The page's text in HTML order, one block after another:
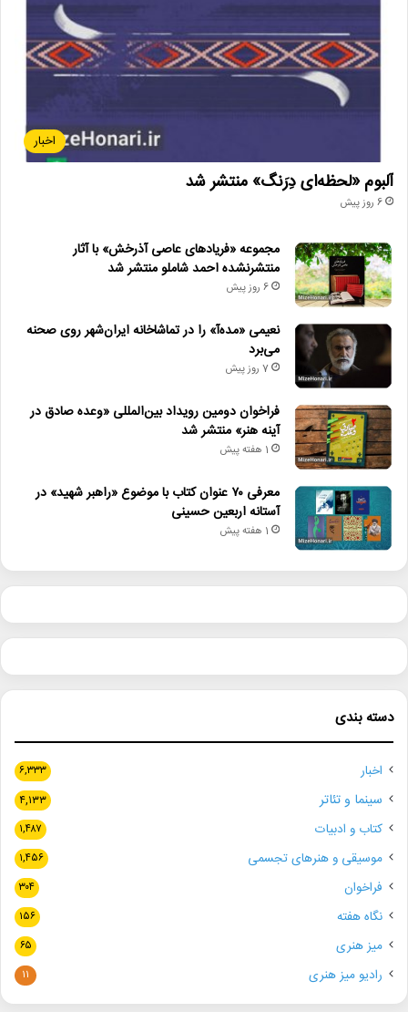
اخبار
آلبوم «لحظه‌ای دِرَنگ» منتشر شد
6 روز پیش
مجموعه «فریادهای عاصی آذرخش» با آثار
منتشرنشده احمد شاملو منتشر شد
6 روز پیش
نعیمی «مده‌آ» را در تماشاخانه ایران‌شهر روی صحنه
می‌برد
7 روز پیش
فراخوان دومین رویداد بین‌المللی «وعده صادق در
آینه هنر» منتشر شد
1 هفته پیش
معرفی ۷۰ عنوان کتاب با موضوع «راهبر شهید» در
آستانه اربعین حسینی
1 هفته پیش
دسته بندی
اخبار ۶,۳۳۳
سینما و تئاتر ۴,۱۳۳
کتاب و ادبیات ۱,۴۸۷
موسیقی و هنرهای تجسمی ۱,۴۵۶
فراخوان ۳۰۴
نگاه هفته ۱۵۶
میز هنری ۶۵
رادیو میز هنری ۱۱